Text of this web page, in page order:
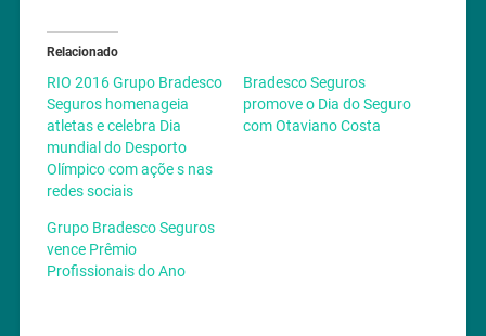
Relacionado
RIO 2016 Grupo Bradesco
Seguros homenageia
atletas e celebra Dia
mundial do Desporto
Olímpico com açõe s nas
redes sociais
Bradesco Seguros
promove o Dia do Seguro
com Otaviano Costa
Grupo Bradesco Seguros
vence Prêmio
Profissionais do Ano